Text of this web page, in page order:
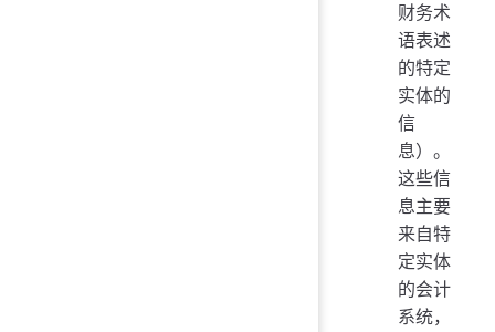
财务术
语表述
的特定
实体的
信
息）。
这些信
息主要
来自特
定实体
的会计
系统，